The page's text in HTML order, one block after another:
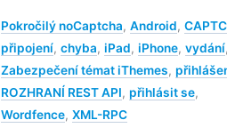
Pokročilý noCaptcha, Android,
připojení, chyba, iPad, iPhone, vydání
Zabezpečení témat iThemes,
ROZHRANÍ REST API, přihlásit se,
Wordfence, XML-RPC